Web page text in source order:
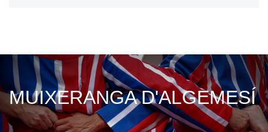
MUIXERANGA D'ALGEMESÍ